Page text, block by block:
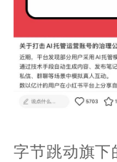
字节跳动旗下